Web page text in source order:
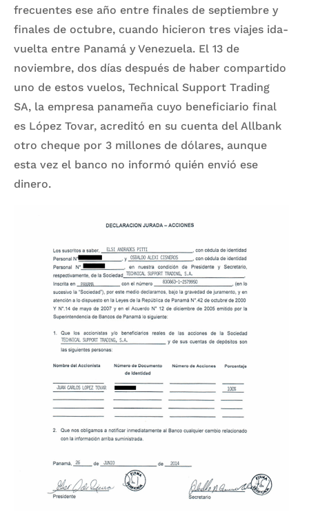
frecuentes ese año entre finales de septiembre y
finales de octubre, cuando hicieron tres viajes ida-
vuelta entre Panamá y Venezuela. El 13 de
noviembre, dos días después de haber compartido
uno de estos vuelos, Technical Support Trading
SA, la empresa panameña cuyo beneficiario final
es López Tovar, acreditó en su cuenta del Allbank
otro cheque por 3 millones de dólares, aunque
esta vez el banco no informó quién envió ese
dinero.